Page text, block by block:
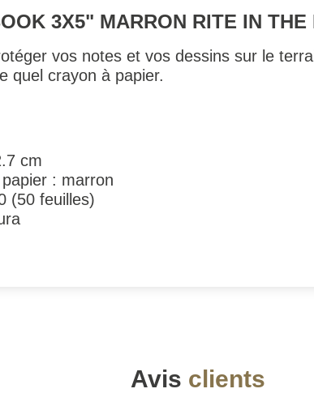
3X5" MARRON RITE IN THE
vos notes et vos dessins sur le
quel crayon à papier.
cm
: marron
(50 feuilles)
Avis clients